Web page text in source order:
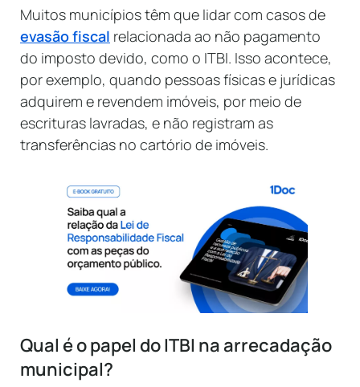
Muitos municípios têm que lidar com casos de
evasão fiscal relacionada ao não pagamento
do imposto devido, como o ITBI. Isso acontece,
por exemplo, quando pessoas físicas e jurídicas
adquirem e revendem imóveis, por meio de
escrituras lavradas, e não registram as
transferências no cartório de imóveis.
Qual é o papel do ITBI na arrecadação
municipal?